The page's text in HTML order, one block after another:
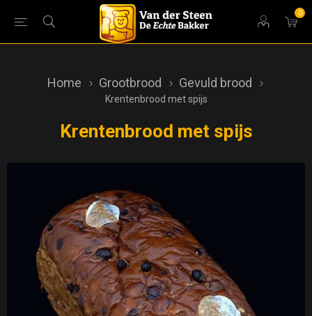
0
Home Grootbrood Gevuld brood
Krentenbrood met spijs
Krentenbrood met spijs